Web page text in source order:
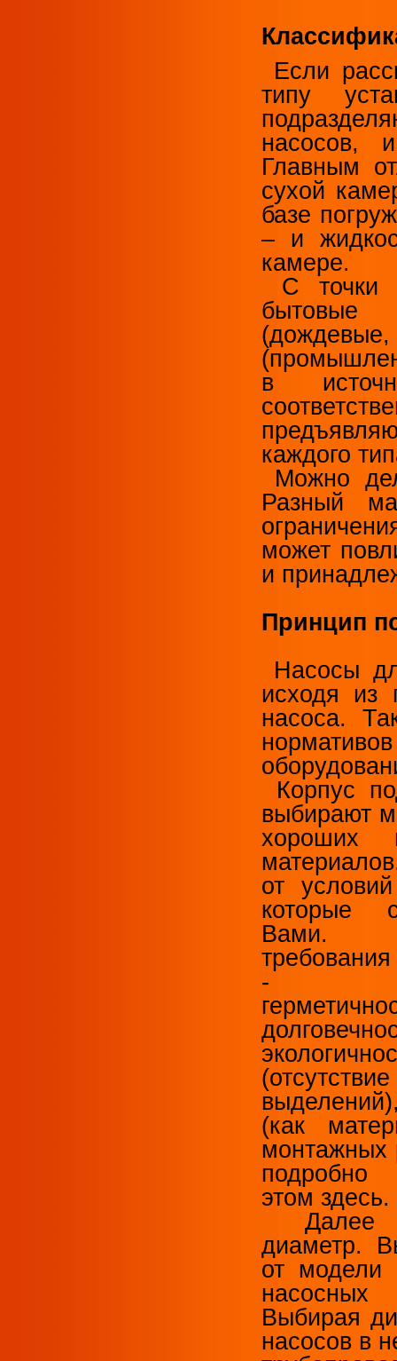
Если
типу
насосов,
Главным
сухой
базе
– и
камере.
С точки
бытовые
(дождевые,
в
каждого
Можно
Разный
может
и
Принцип
Насосы
исходя из
насоса.
Корпус
выбирают
хороших
от
которые
Вами.
-
(как
монтажных
этом здесь.
Далее
диаметр.
от модели
Выбирая
насосов в